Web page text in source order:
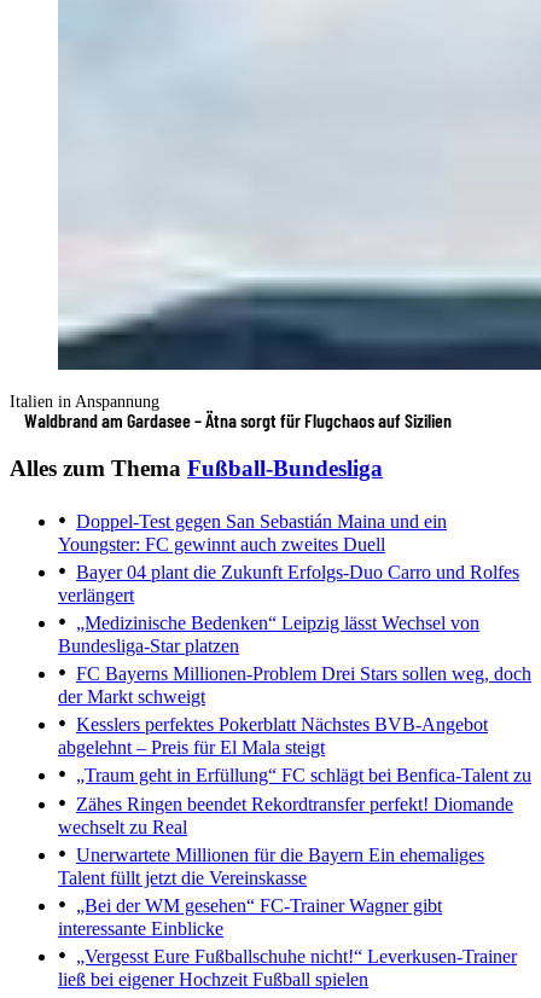
Italien in Anspannung
Waldbrand am Gardasee – Ätna sorgt für Flugchaos auf Sizilien
Alles zum Thema Fußball-Bundesliga
Doppel-Test gegen San Sebastián Maina und ein
Youngster: FC gewinnt auch zweites Duell
Bayer 04 plant die Zukunft Erfolgs-Duo Carro und Rolfes
verlängert
„Medizinische Bedenken“ Leipzig lässt Wechsel von
Bundesliga-Star platzen
FC Bayerns Millionen-Problem Drei Stars sollen weg, doch
der Markt schweigt
Kesslers perfektes Pokerblatt Nächstes BVB-Angebot
abgelehnt – Preis für El Mala steigt
„Traum geht in Erfüllung“ FC schlägt bei Benfica-Talent zu
Zähes Ringen beendet Rekordtransfer perfekt! Diomande
wechselt zu Real
Unerwartete Millionen für die Bayern Ein ehemaliges
Talent füllt jetzt die Vereinskasse
„Bei der WM gesehen“ FC-Trainer Wagner gibt
interessante Einblicke
„Vergesst Eure Fußballschuhe nicht!“ Leverkusen-Trainer
ließ bei eigener Hochzeit Fußball spielen